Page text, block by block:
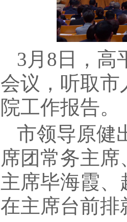
3月8日，高
会议，听取
院工作报告。
市领导原健
席团常务主
主席毕海霞
在主席台前排